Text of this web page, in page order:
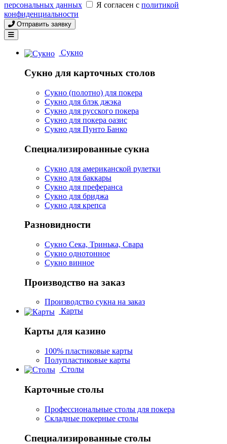
персональных данных
Я согласен с политикой
конфиденциальности
Отправить заявку
Сукно
Сукно для карточных столов
Сукно (полотно) для покера
Сукно для блэк джэка
Сукно для русского покера
Сукно для покера оазис
Сукно для Пунто Банко
Специализированные сукна
Сукно для американской рулетки
Сукно для баккары
Сукно для преферанса
Сукно для бриджа
Сукно для крепса
Разновидности
Сукно Сека, Тринька, Свара
Сукно однотонное
Сукно винное
Производство на заказ
Производство сукна на заказ
Карты
Карты для казино
100% пластиковые карты
Полупластиковые карты
Столы
Карточные столы
Профессиональные столы для покера
Складные покерные столы
Специализированные столы